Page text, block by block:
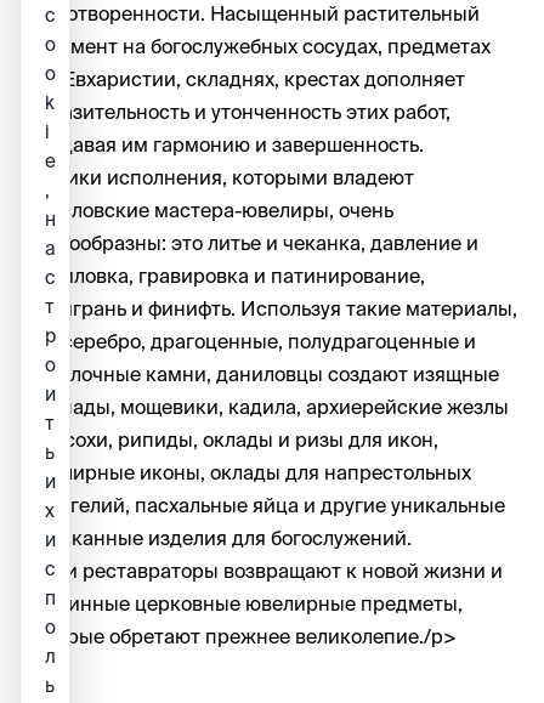
одухотворенности. Насыщенный растительный
орнамент на богослужебных сосудах, предметах
для Евхаристии, складнях, крестах дополняет
выразительность и утонченность этих работ,
придавая им гармонию и завершенность.
Техники исполнения, которыми владеют
даниловские мастера-ювелиры, очень
разнообразны: это литье и чеканка, давление и
выпиловка, гравировка и патинирование,
филигрань и финифть. Используя такие материалы,
как серебро, драгоценные, полудрагоценные и
поделочные камни, даниловцы создают изящные
лампады, мощевики, кадила, архиерейские жезлы
и посохи, рипиды, оклады и ризы для икон,
ювелирные иконы, оклады для напрестольных
Евангелий, пасхальные яйца и другие уникальные
изысканные изделия для богослужений.
Наши реставраторы возвращают к новой жизни и
старинные церковные ювелирные предметы,
которые обретают прежнее великолепие./p>
c
o
o
k
i
e
,
н
а
с
т
р
о
и
т
ь
и
х
и
с
п
о
л
ь